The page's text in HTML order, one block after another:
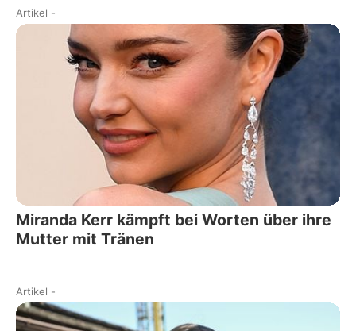
Artikel -
Miranda Kerr kämpft bei Worten über ihre
Mutter mit Tränen
Artikel -